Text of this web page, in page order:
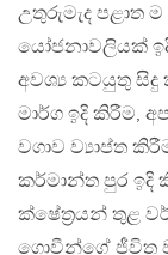
උතුරුමැද පළාත
යෝජනාවලියක්
අවශ්‍ය කටයුතු
මාර්ග ඉදි කිරීම,
වගාව ව්‍යාප්ත
කර්මාන්ත පුර ඉදි
ක්ෂේත‍්‍රයන් තුළ
ගොවීන්ගේ ජීවිත